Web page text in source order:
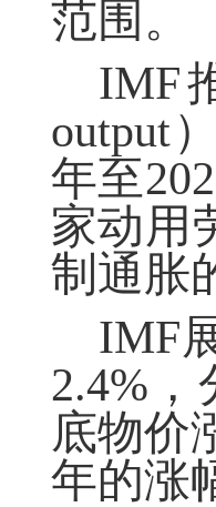
范围。
IMF
output
年至
家动用
制通胀
IMF
2.4%
底物价
年的涨